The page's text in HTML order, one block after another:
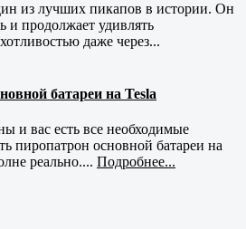
из лучших пикапов в истории. Он
и продолжает удивлять
даже через...
батареи на Tesla
и вас есть все необходимые
пиропатрон основной батареи на
реально.... Подробнее...